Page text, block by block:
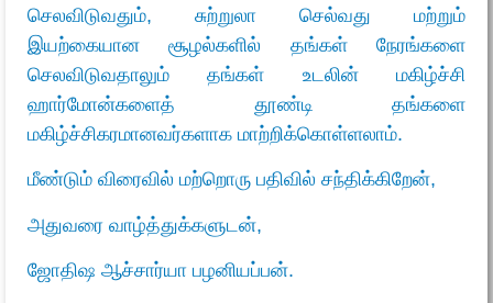
செலவிடுவதும், சுற்றுலா செல்வது மற்றும்
இயற்கையான சூழல்களில் தங்கள் நேரங்களை
செலவிடுவதாலும் தங்கள் உடலின் மகிழ்ச்சி
ஹார்மோன்களைத் தூண்டி தங்களை
மகிழ்ச்சிகரமானவர்களாக மாற்றிக்கொள்ளலாம்.
மீண்டும் விரைவில் மற்றொரு பதிவில் சந்திக்கிறேன்,
அதுவரை வாழ்த்துக்களுடன்,
ஜோதிஷ ஆச்சார்யா பழனியப்பன்.